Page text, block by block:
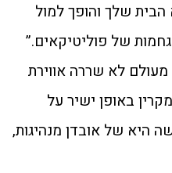
שלך והופך למול
של פוליטיקאים.”
לא שררה אווירת
באופן ישיר על
היא של אובדן מנהיגות,